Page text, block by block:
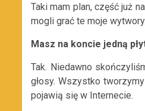
Taki mam plan, część już
mogli grać te moje wytwory.
Masz na koncie jedną
Tak. Niedawno
głosy. Wszystko
pojawią się w Internecie.